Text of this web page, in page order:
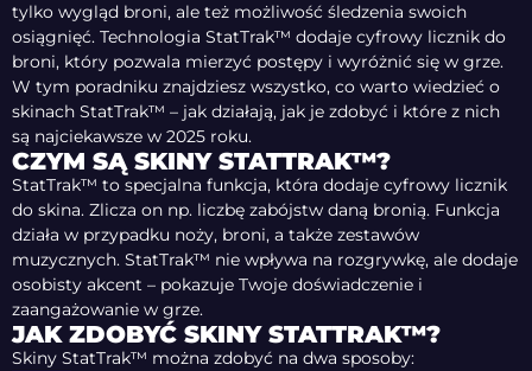
tylko wygląd broni, ale też możliwość śledzenia swoich
osiągnięć. Technologia StatTrak™ dodaje cyfrowy licznik do
broni, który pozwala mierzyć postępy i wyróżnić się w grze.
W tym poradniku znajdziesz wszystko, co warto wiedzieć o
skinach StatTrak™ – jak działają, jak je zdobyć i które z nich
są najciekawsze w 2025 roku.
CZYM SĄ SKINY STATTRAK™?
StatTrak™ to specjalna funkcja, która dodaje cyfrowy licznik
do skina. Zlicza on np. liczbę zabójstw daną bronią. Funkcja
działa w przypadku noży, broni, a także zestawów
muzycznych. StatTrak™ nie wpływa na rozgrywkę, ale dodaje
osobisty akcent – pokazuje Twoje doświadczenie i
zaangażowanie w grze.
JAK ZDOBYĆ SKINY STATTRAK™?
Skiny StatTrak™ można zdobyć na dwa sposoby: